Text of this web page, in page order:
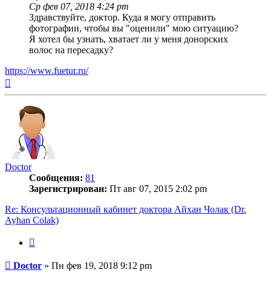
Ср фев 07, 2018 4:24 pm
Здравствуйте, доктор. Куда я могу отправить
фотографии, чтобы вы "оценили" мою ситуацию?
Я хотел бы узнать, хватает ли у меня донорских
волос на пересадку?
https://www.fuetur.ru/
Doctor
Сообщения: 81
Зарегистрирован: Пт авг 07, 2015 2:02 pm
Re: Консультационный кабинет доктора Айхан Чолак (Dr.
Ayhan Colak)
Сообщение
Doctor » Пн фев 19, 2018 9:12 pm